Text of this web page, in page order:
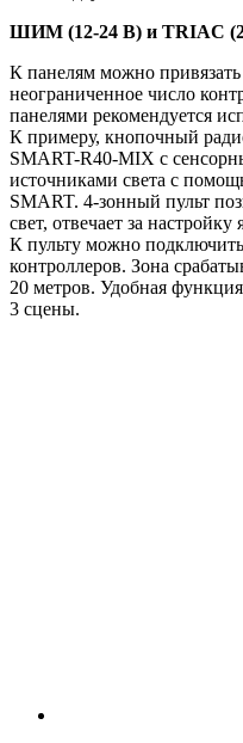
ШИМ (12-24 В) и TRIAC
К панелям можно
неограниченное число
панелями рекомендуется
К примеру, кнопочный
SMART-R40-MIX с
источниками света с
SMART. 4-зонный пульт
свет, отвечает за
К пульту можно
контроллеров. Зона
20 метров. Удобная
3 сцены.